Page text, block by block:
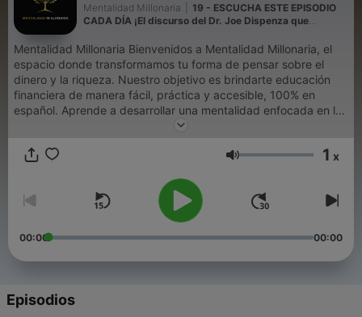
Mentalidad Millonaria
19 - ESCUCHA ESTE EPISODIO
CADA DÍA ¡El discurso del Dr. Joe Dispenza que
Mentalidad Millonaria Bienvenidos a Mentalidad Millonaria, el
espacio donde transformamos tu forma de pensar sobre el
dinero y la riqueza. Nuestro objetivo es brindarte educación
financiera de manera fácil, práctica y accesible, 100% en
español. Aprende a desarrollar una mentalidad enfocada en la
generación de riqueza, mejora tu inteligencia financiera y toma
profesional. En cada episodio y video, te acercamos
para ayudarte. Contáctanos a través de nuestro correo para
mentalidadmillonariapodcast@gmail.com Suscríbete y únete a
hacia tu libertad financiera comienza aquí! educación
financiera, gestión del dinero, ahorro efectivo, mentalidad
millonaria, generación de riqueza, inteligencia financiera,
Volumen 1 x
00:00 00:00
Episodios